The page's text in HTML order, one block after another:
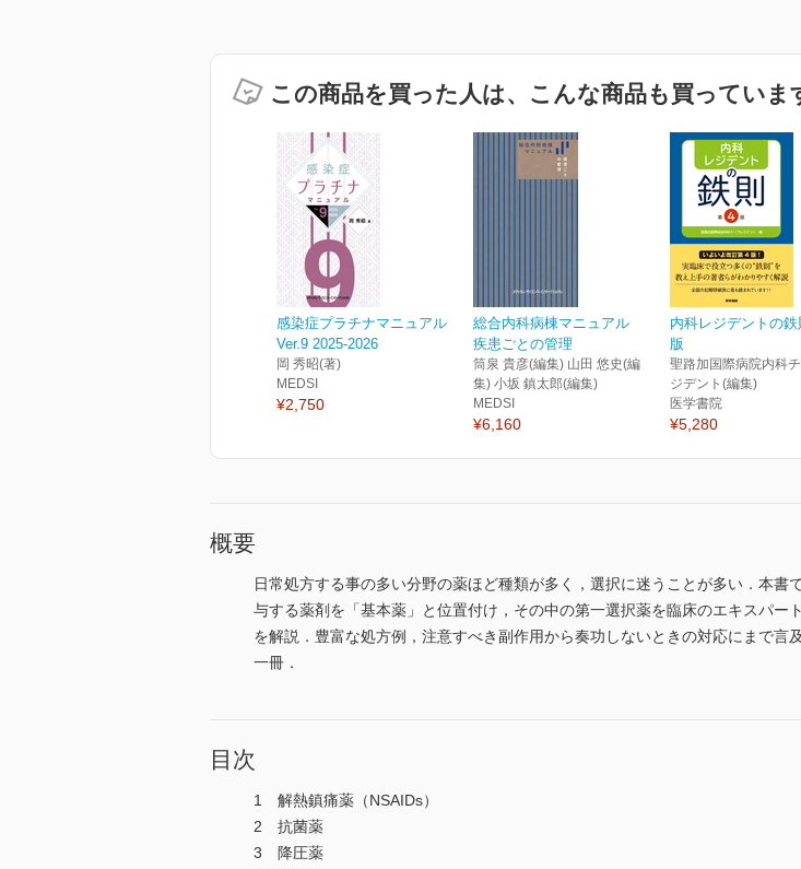
この商品を買った人は、こんな商品も買っていま
感染症プラチナマニュアル
Ver.9 2025-2026
岡 秀昭(著)
MEDSI
¥2,750
総合内科病棟マニュアル
疾患ごとの管理
筒泉 貴彦(編集) 山田 悠史(編
集) 小坂 鎮太郎(編集)
MEDSI
¥6,160
内科レジデントの
版
聖路加国際病院内科
ジデント(編集)
医学書院
¥5,280
概要
日常処方する事の多い分野の薬ほど種類が多く，選択に迷うことが多い．本
与する薬剤を「基本薬」と位置付け，その中の第一選択薬を臨床のエキスパ
を解説．豊富な処方例，注意すべき副作用から奏功しないときの対応にまで
一冊．
目次
1 解熱鎮痛薬（NSAIDs）
2 抗菌薬
3 降圧薬